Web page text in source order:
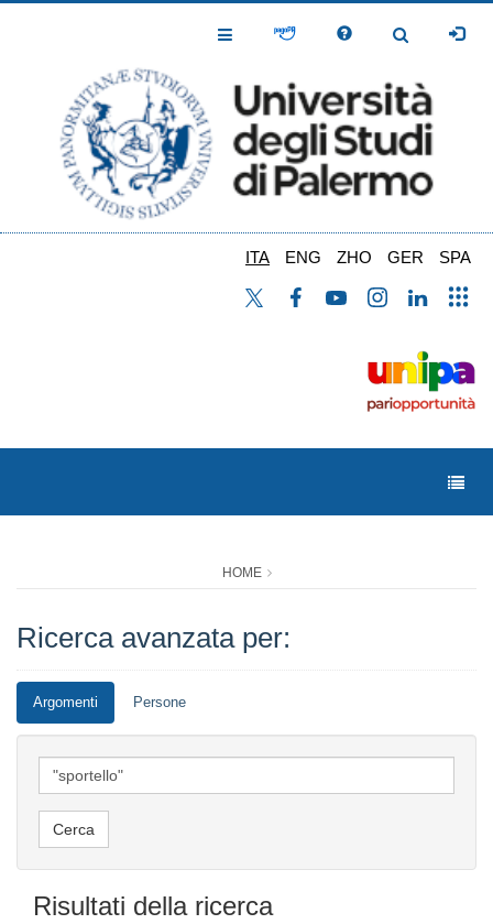
Toggle
Toggle
ITA ENG ZHO GER SPA
HOME
Ricerca avanzata per:
Argomenti Persone
Risultati della ricerca